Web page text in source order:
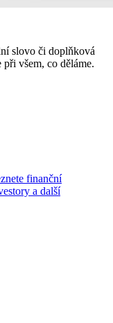
slovo či doplňková
při všem, co děláme.
finanční
a další